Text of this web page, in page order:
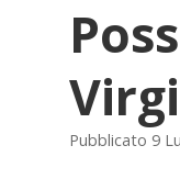
Pubblicato 9